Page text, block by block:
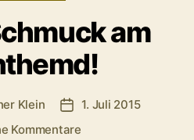
am
Klein
1. Juli 2015
Kommentarezu